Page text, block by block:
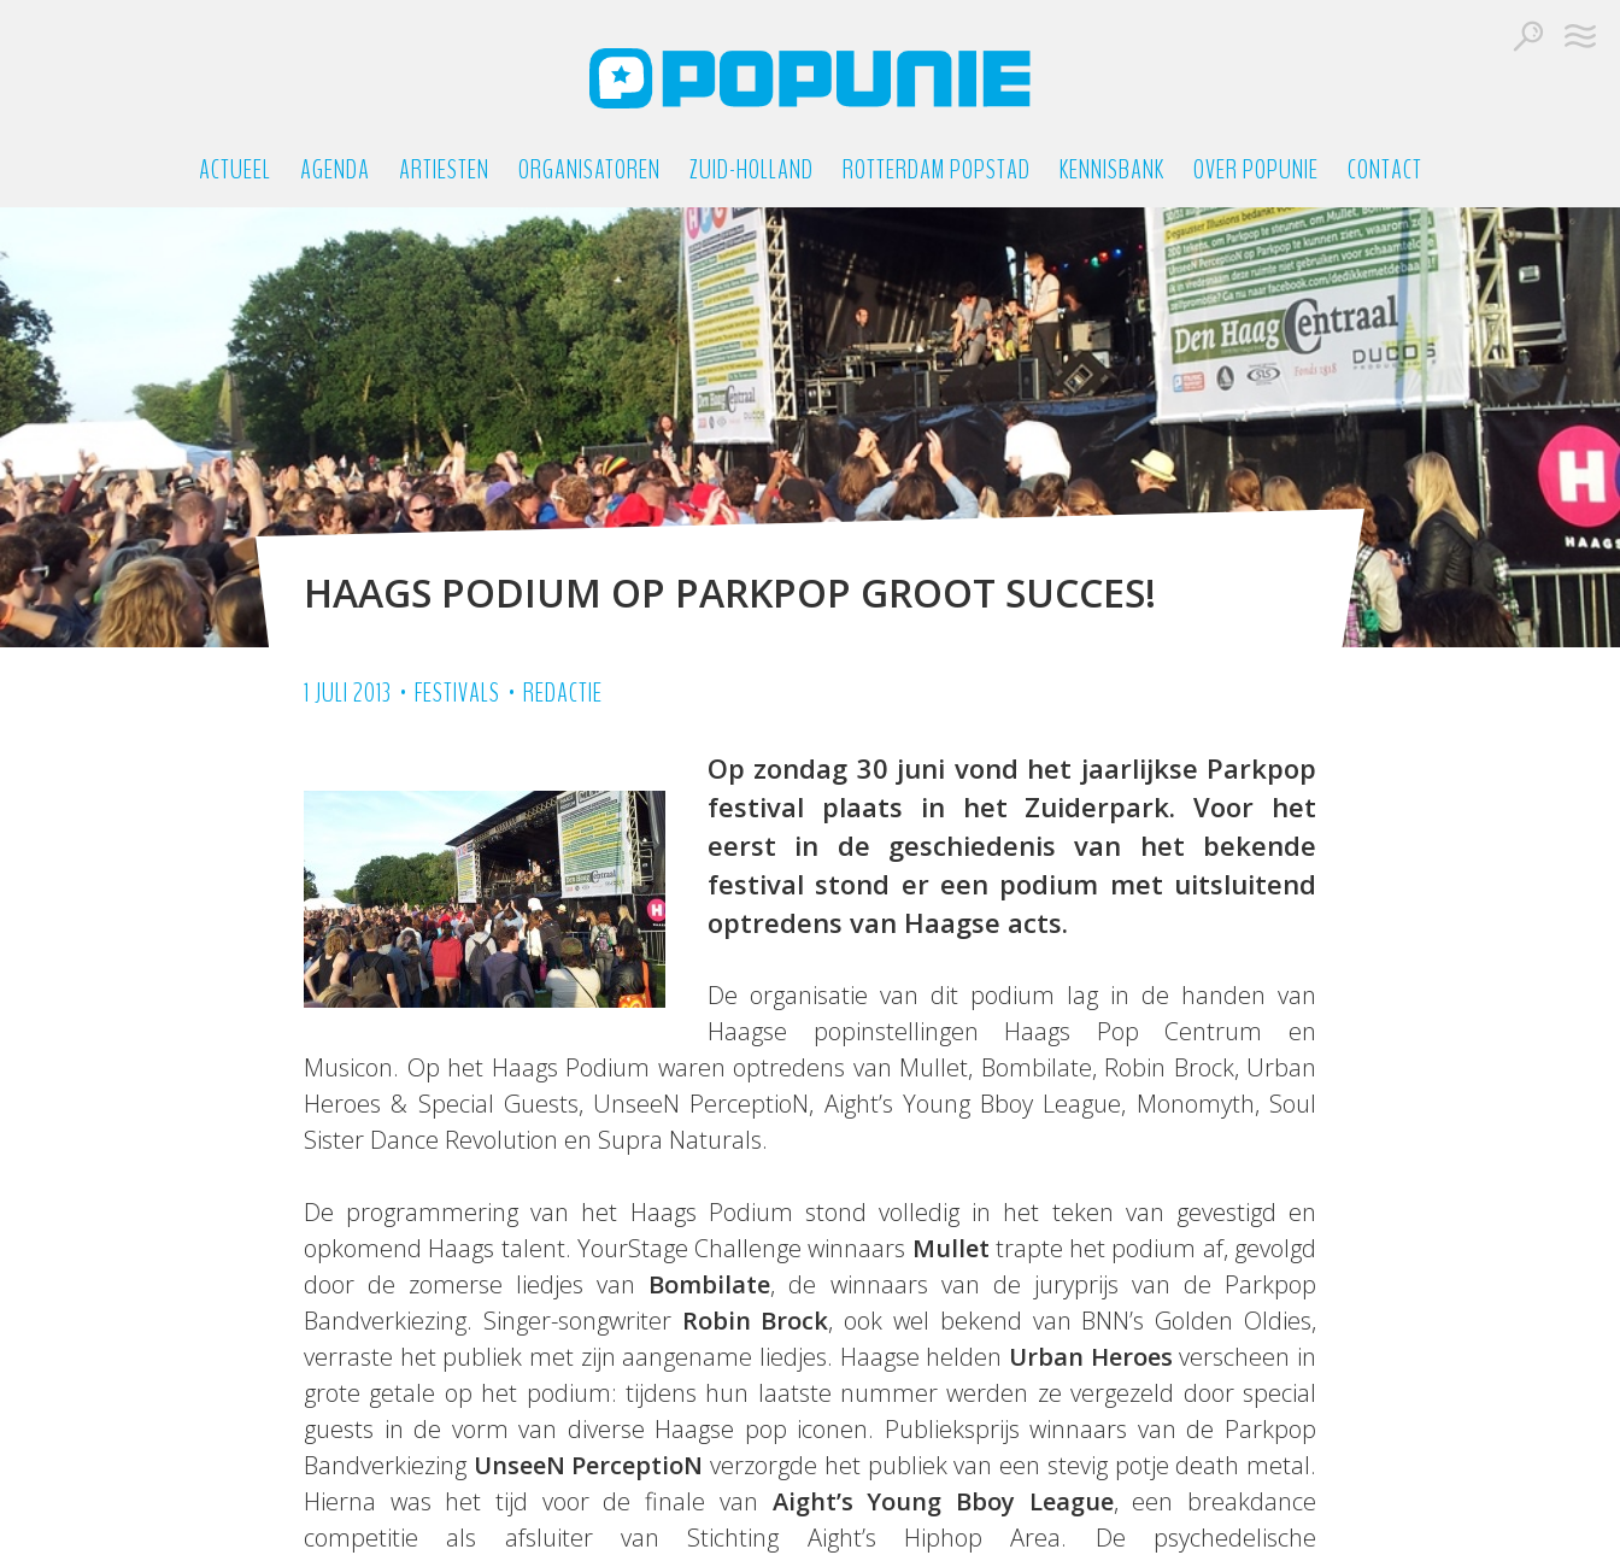
ACTUEEL AGENDA ARTIESTEN ORGANISATOREN ZUID-HOLLAND ROTTERDAM POPSTAD KENNISBANK OVER POPUNIE CONTACT
HAAGS PODIUM OP PARKPOP GROOT SUCCES!
1 JULI 2013 • FESTIVALS • REDACTIE
Op zondag 30 juni vond het jaarlijkse Parkpop
festival plaats in het Zuiderpark. Voor het
eerst in de geschiedenis van het bekende
festival stond er een podium met uitsluitend
optredens van Haagse acts.
De organisatie van dit podium lag in de handen van
Haagse popinstellingen Haags Pop Centrum en
Musicon. Op het Haags Podium waren optredens van Mullet, Bombilate, Robin Brock, Urban
Heroes & Special Guests, UnseeN PerceptioN, Aight’s Young Bboy League, Monomyth, Soul
Sister Dance Revolution en Supra Naturals.
De programmering van het Haags Podium stond volledig in het teken van gevestigd en
opkomend Haags talent. YourStage Challenge winnaars Mullet trapte het podium af, gevolgd
door de zomerse liedjes van Bombilate, de winnaars van de juryprijs van de Parkpop
Bandverkiezing. Singer-songwriter Robin Brock, ook wel bekend van BNN’s Golden Oldies,
verraste het publiek met zijn aangename liedjes. Haagse helden Urban Heroes verscheen in
grote getale op het podium: tijdens hun laatste nummer werden ze vergezeld door special
guests in de vorm van diverse Haagse pop iconen. Publieksprijs winnaars van de Parkpop
Bandverkiezing UnseeN PerceptioN verzorgde het publiek van een stevig potje death metal.
Hierna was het tijd voor de finale van Aight’s Young Bboy League, een breakdance
competitie als afsluiter van Stichting Aight’s Hiphop Area. De psychedelische